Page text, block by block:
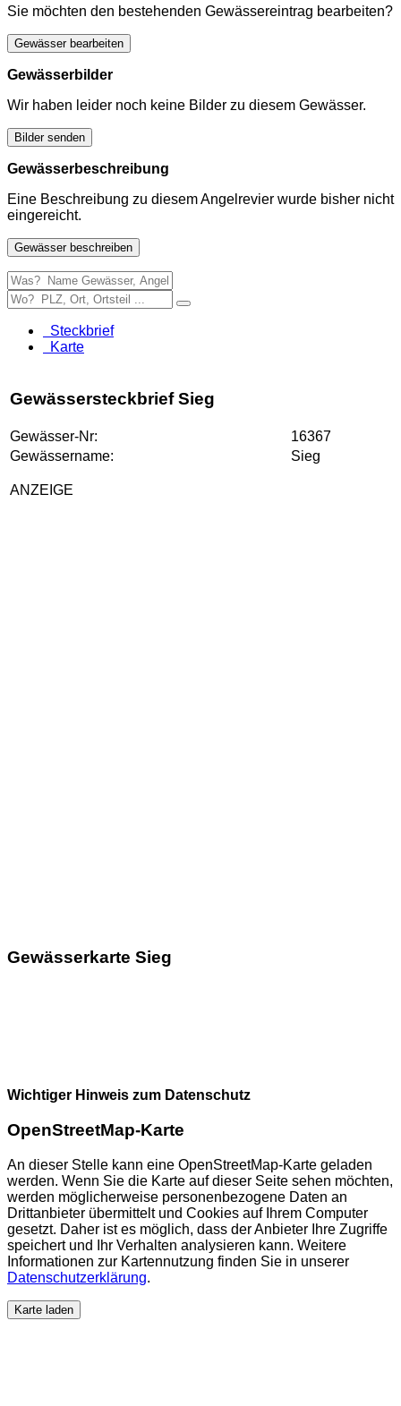
Sie möchten den bestehenden Gewässereintrag bearbeiten?
Gewässer bearbeiten
Gewässerbilder
Wir haben leider noch keine Bilder zu diesem Gewässer.
Bilder senden
Gewässerbeschreibung
Eine Beschreibung zu diesem Angelrevier wurde bisher nicht
eingereicht.
Gewässer beschreiben
Steckbrief
Karte
Gewässersteckbrief Sieg
Gewässer-Nr:
16367
Gewässername:
Sieg
ANZEIGE
Gewässerkarte Sieg
Wichtiger Hinweis zum Datenschutz
OpenStreetMap-Karte
An dieser Stelle kann eine OpenStreetMap-Karte geladen
werden. Wenn Sie die Karte auf dieser Seite sehen möchten,
werden möglicherweise personenbezogene Daten an
Drittanbieter übermittelt und Cookies auf Ihrem Computer
gesetzt. Daher ist es möglich, dass der Anbieter Ihre Zugriffe
speichert und Ihr Verhalten analysieren kann. Weitere
Informationen zur Kartennutzung finden Sie in unserer
Datenschutzerklärung.
Karte laden